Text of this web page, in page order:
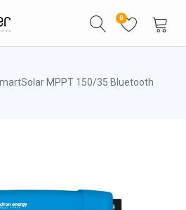
0
MPPT 150/35 Bluetooth